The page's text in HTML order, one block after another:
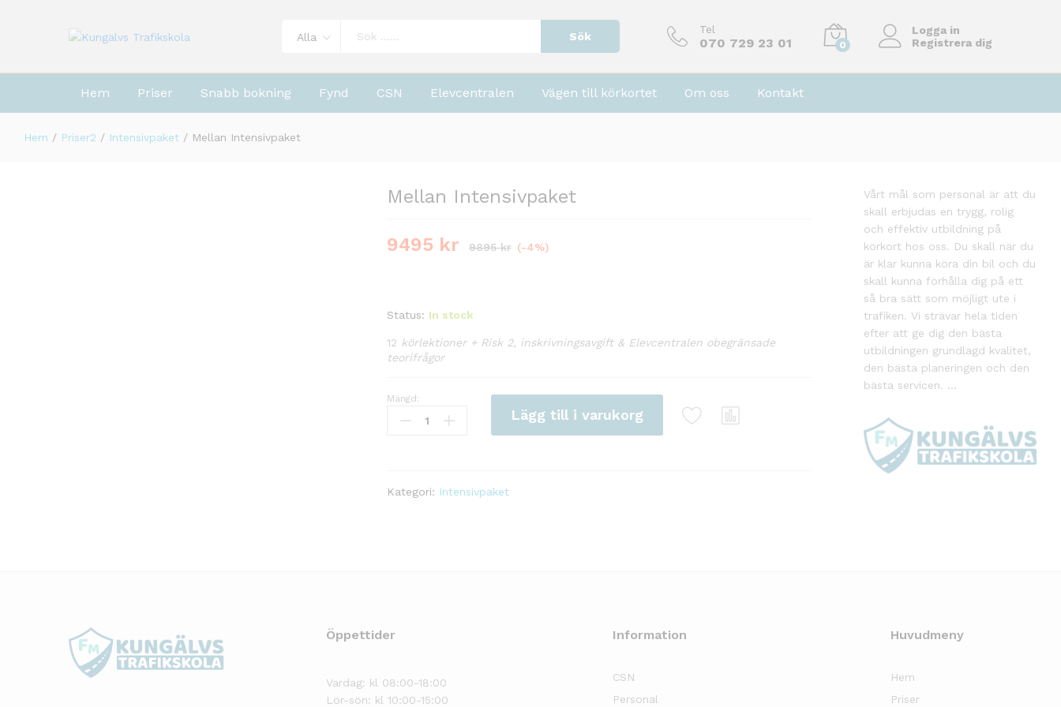
Alla Sök
Tel
070 729 23 01 0
Logga in
Registrera dig
Hem Priser Snabb bokning Fynd CSN Elevcentralen Vägen till körkortet Om oss Kontakt
Hem / Priser2 / Intensivpaket / Mellan Intensivpaket
Mellan Intensivpaket
9495 kr 9895kr (-4%)
Status: In stock
12 körlektioner + Risk 2, inskrivningsavgift & Elevcentralen obegränsade
teorifrågor
Mellan
Intensivpaket
Mängd:
Lägg till i varukorg
Kategori: Intensivpaket
Vårt mål som personal är att du
skall erbjudas en trygg, rolig
och effektiv utbildning på
körkort hos oss. Du skall när du
är klar kunna köra din bil och du
skall kunna förhålla dig på ett
så bra sätt som möjligt ute i
trafiken. Vi strävar hela tiden
efter att ge dig den bästa
utbildningen grundlagd kvalitet,
den bästa planeringen och den
bästa servicen. ...
Öppettider
Vardag: kl 08:00-18:00
Lör-sön: kl 10:00-15:00
Information
CSN
Personal
Huvudmeny
Hem
Priser
kr